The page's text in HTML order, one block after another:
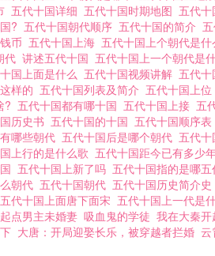
五代十国详细 五代十国时期地图 五代
? 五代十国朝代顺序 五代十国的简介
币 五代十国上海 五代十国上个朝代是什
代 讲述五代十国 五代十国上一个朝代是
国上面是什么 五代十国视频讲解 五代
样的 五代十国列表及简介 五代十国上位
? 五代十国都有哪十国 五代十国上接 五
历史书 五代十国的十国 五代十国顺序表
哪些朝代 五代十国后是哪个朝代 五代
上行的是什么歌 五代十国距今已有多少
五代十国上新了吗 五代十国指的是哪五
朝代 五代十国朝代 五代十国历史简介史
五代十国上面唐下面宋 五代十国上一代是
点男主未婚妻 吸血鬼的学徒 我在大秦开
大唐：开局迎娶长乐，被穿越者拦婚 云